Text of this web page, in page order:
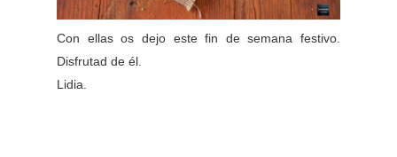
Con ellas os dejo este fin de semana festivo.
Disfrutad de él.
Lidia.